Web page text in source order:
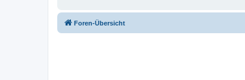
Foren-Übersicht